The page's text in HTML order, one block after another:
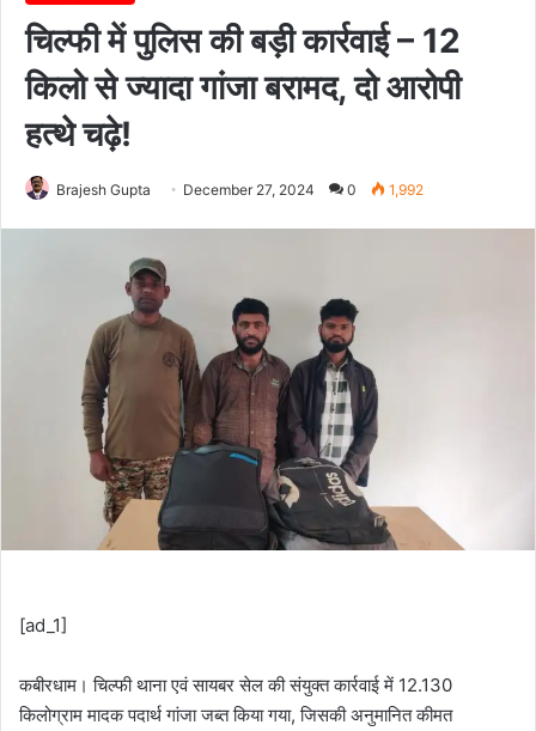
चिल्फी में पुलिस की बड़ी कार्रवाई – 12
किलो से ज्यादा गांजा बरामद, दो आरोपी
हत्थे चढ़े!
Brajesh Gupta December 27, 2024 0 1,992
[ad_1]
कबीरधाम। चिल्फी थाना एवं सायबर सेल की संयुक्त कार्रवाई में 12.130
किलोग्राम मादक पदार्थ गांजा जब्त किया गया, जिसकी अनुमानित कीमत